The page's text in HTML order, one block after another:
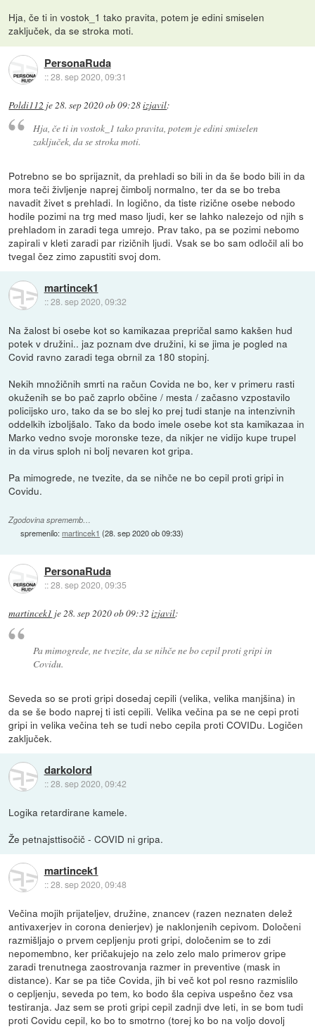
Hja, če ti in vostok_1 tako pravita, potem je edini smiselen
zaključek, da se stroka moti.
PersonaRuda
::28. sep 2020, 09:31
Poldi112 je 28. sep 2020 ob 09:28izjavil:
Hja, če ti in vostok_1 tako pravita, potem je edini smiselen
zaključek, da se stroka moti.
Potrebno se bo sprijaznit, da prehladi so bili in da še bodo bili in da
mora teči življenje naprej čimbolj normalno, ter da se bo treba
navadit živet s prehladi. In logično, da tiste rizične osebe nebodo
hodile pozimi na trg med maso ljudi, ker se lahko nalezejo od njih s
prehladom in zaradi tega umrejo. Prav tako, pa se pozimi nebomo
zapirali v kleti zaradi par rizičnih ljudi. Vsak se bo sam odločil ali bo
tvegal čez zimo zapustiti svoj dom.
martincek1
::28. sep 2020, 09:32
Na žalost bi osebe kot so kamikazaa prepričal samo kakšen hud
potek v družini.. jaz poznam dve družini, ki se jima je pogled na
Covid ravno zaradi tega obrnil za 180 stopinj.
Nekih množičnih smrti na račun Covida ne bo, ker v primeru rasti
okuženih se bo pač zaprlo občine / mesta / začasno vzpostavilo
policijsko uro, tako da se bo slej ko prej tudi stanje na intenzivnih
oddelkih izboljšalo. Tako da bodo imele osebe kot sta kamikazaa in
Marko vedno svoje moronske teze, da nikjer ne vidijo kupe trupel
in da virus sploh ni bolj nevaren kot gripa.
Pa mimogrede, ne tvezite, da se nihče ne bo cepil proti gripi in
Covidu.
Zgodovina sprememb…
spremenilo:martincek1 (28. sep 2020 ob 09:33)
PersonaRuda
::28. sep 2020, 09:35
martincek1 je28. sep 2020 ob 09:32 izjavil:
Pa mimogrede, ne tvezite, da se nihče ne bo cepil proti gripi in
Covidu.
Seveda so se proti gripi dosedaj cepili (velika, velika manjšina) in
da se še bodo naprej ti isti cepili. Velika večina pa se ne cepi proti
gripi in velika večina teh se tudi nebo cepila proti COVIDu. Logičen
zaključek.
darkolord
::28. sep 2020, 09:42
Logika retardirane kamele.
Že petnajsttisočič - COVID ni gripa.
martincek1
::28. sep 2020, 09:48
Večina mojih prijateljev, družine, znancev (razen neznaten delež
antivaxerjev in corona denierjev) je naklonjenih cepivom. Določeni
razmišljajo o prvem cepljenju proti gripi, določenim se to zdi
nepomembno, ker pričakujejo na zelo zelo malo primerov gripe
zaradi trenutnega zaostrovanja razmer in preventive (mask in
distance). Kar se pa tiče Covida, jih bi več kot pol resno razmislilo
o cepljenju, seveda po tem, ko bodo šla cepiva uspešno čez vsa
testiranja. Jaz sem se proti gripi cepil zadnji dve leti, in se bom tudi
proti Covidu cepil, ko bo to smotrno (torej ko bo na voljo dovolj